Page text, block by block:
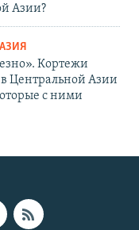
Азии?
Кортежи
Центральной Азии
с ними